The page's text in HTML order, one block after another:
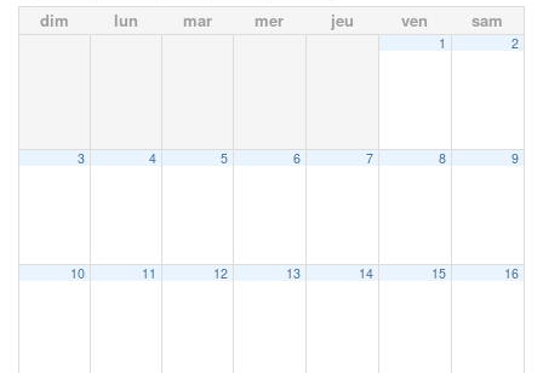
dim lun mar mer jeu ven sam
1 2
3 4 5 6 7 8 9
10 11 12 13 14 15 16